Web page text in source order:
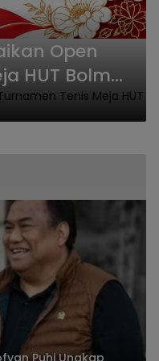
Open
HUT Bolmut